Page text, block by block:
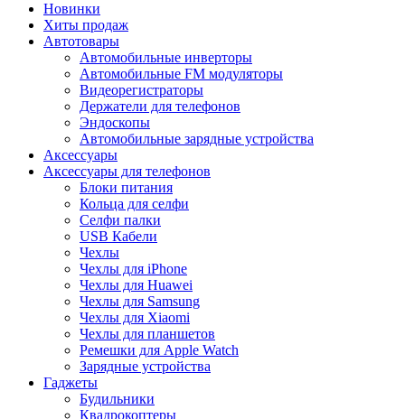
Новинки
Хиты продаж
Автотовары
Автомобильные инверторы
Автомобильные FM модуляторы
Видеорегистраторы
Держатели для телефонов
Эндоскопы
Автомобильные зарядные устройства
Аксессуары
Аксессуары для телефонов
Блоки питания
Кольца для селфи
Селфи палки
USB Кабели
Чехлы
Чехлы для iPhone
Чехлы для Huawei
Чехлы для Samsung
Чехлы для Xiaomi
Чехлы для планшетов
Ремешки для Apple Watch
Зарядные устройства
Гаджеты
Будильники
Квадрокоптеры